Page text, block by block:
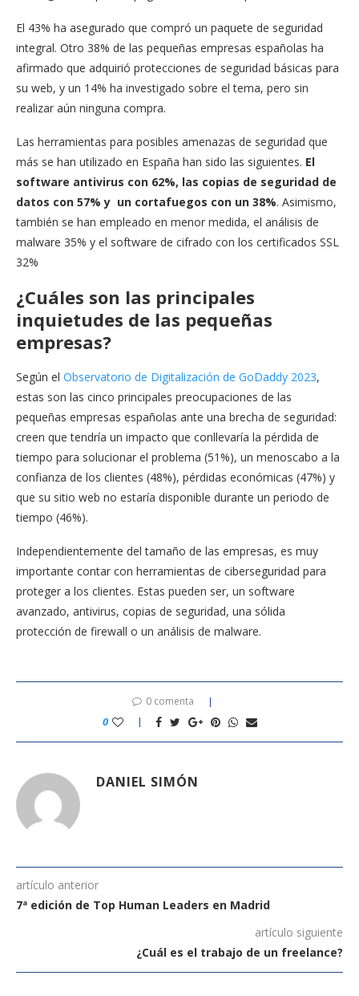
El 43% ha asegurado que compró un paquete de seguridad
integral. Otro 38% de las pequeñas empresas españolas ha
afirmado que adquirió protecciones de seguridad básicas para
su web, y un 14% ha investigado sobre el tema, pero sin
realizar aún ninguna compra.
Las herramientas para posibles amenazas de seguridad que
más se han utilizado en España han sido las siguientes. El
software antivirus con 62%, las copias de seguridad de
datos con 57% y un cortafuegos con un 38%. Asimismo,
también se han empleado en menor medida, el análisis de
malware 35% y el software de cifrado con los certificados SSL
32%
¿Cuáles son las principales
inquietudes de las pequeñas
empresas?
Según el Observatorio de Digitalización de GoDaddy 2023,
estas son las cinco principales preocupaciones de las
pequeñas empresas españolas ante una brecha de seguridad:
creen que tendría un impacto que conllevaría la pérdida de
tiempo para solucionar el problema (51%), un menoscabo a la
confianza de los clientes (48%), pérdidas económicas (47%) y
que su sitio web no estaría disponible durante un periodo de
tiempo (46%).
Independientemente del tamaño de las empresas, es muy
importante contar con herramientas de ciberseguridad para
proteger a los clientes. Estas pueden ser, un software
avanzado, antivirus, copias de seguridad, una sólida
protección de firewall o un análisis de malware.
0 comenta
0
DANIEL SIMÓN
artículo anterior
7ª edición de Top Human Leaders en Madrid
artículo siguiente
¿Cuál es el trabajo de un freelance?